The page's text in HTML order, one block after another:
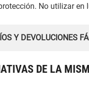
No utilizar en
Y DEVOLUCIONES
DE LA